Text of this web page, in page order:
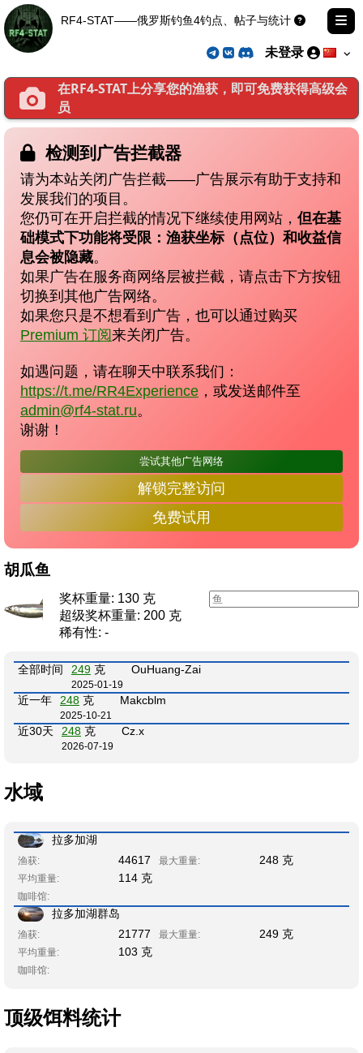
未登录
RF4-STAT——俄罗斯钓鱼4钓点、帖子与统计
在RF4-STAT上分享您的渔获，即可免费获得高级会
员
检测到广告拦截器
请为本站关闭广告拦截——广告展示有助于支持和
发展我们的项目。
您仍可在开启拦截的情况下继续使用网站， 但在基
础模式下功能将受限：渔获坐标（点位）和收益信
息会被隐藏。
如果广告在服务商网络层被拦截，请点击下方按钮
切换到其他广告网络。
如果您只是不想看到广告，也可以通过购买
Premium 订阅来关闭广告。
如遇问题，请在聊天中联系我们：
https://t.me/RR4Experience ，或发送邮件至
admin@rf4-stat.ru。
谢谢！
尝试其他广告网络
解锁完整访问
免费试用
胡瓜鱼
奖杯重量: 130 克
超级奖杯重量: 200 克
稀有性: -
全部时间 249 克
2025-01-19
OuHuang-Zai
近一年 248 克
2025-10-21
Makcblm
近30天 248 克
2026-07-19
Cz.x
水域
拉多加湖
渔获: 44617 最大重量: 248 克
平均重量: 114 克
咖啡馆:
拉多加湖群岛
渔获: 21777 最大重量: 249 克
平均重量: 103 克
咖啡馆:
顶级饵料统计